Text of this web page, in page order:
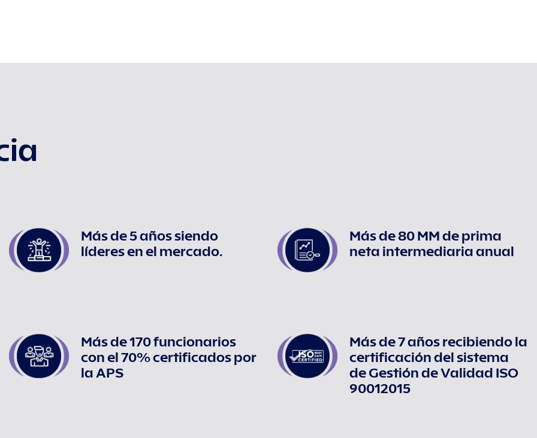
Más de 5 años siendo
líderes en el mercado.
Más de 80 MM de prima
neta intermediaria anual
Más de 170 funcionarios
con el 70% certificados por
la APS
Más de 7 años recibiendo la
certificación del sistema
de Gestión de Validad ISO
90012015